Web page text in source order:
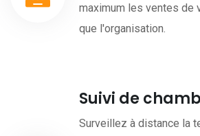
maximum les ventes de
que l'organisation.
Suivi de
Surveillez à distance la